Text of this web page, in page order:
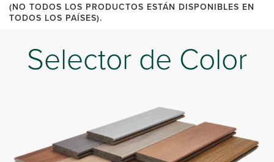
(NO TODOS LOS PRODUCTOS ESTÁN DISPONIBLES EN
TODOS LOS PAÍSES).
Selector de Color